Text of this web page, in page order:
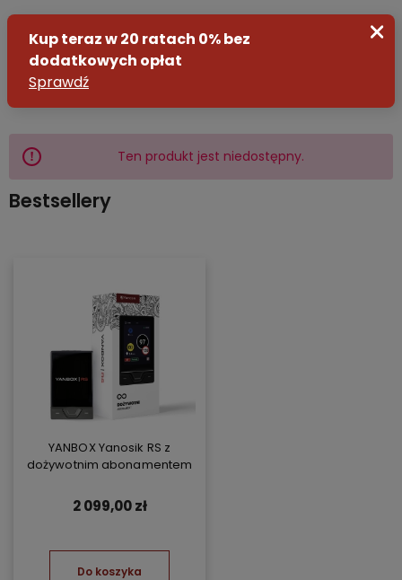
Zaloguj się
Ten produkt jest niedostępny.
Bestsellery
YANBOX Yanosik RS z
dożywotnim abonamentem
2 099,00 zł
Do koszyka